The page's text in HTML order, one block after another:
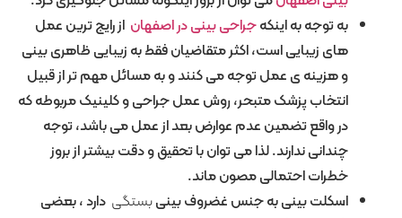
توجه به اینکهجراحی بینی در اصفهاناز رایج ترین عمل
زیبایی است، اکثر متقاضیان فقط به زیبایی ظاهری بینی
هزینه ی عمل توجه می کنند و به مسائل مهم تر از قبیل
پزشک متبحر، روش عمل جراحی و کلینیک مربوطه که
واقع تضمین عدم عوارض بعد از عمل می باشد، توجه
ندارند. لذا می توان با تحقیق و دقت بیشتر از بروز
احتمالی مصون ماند.
بینی به جنس غضروف بینیبستگیدارد ، بعضی